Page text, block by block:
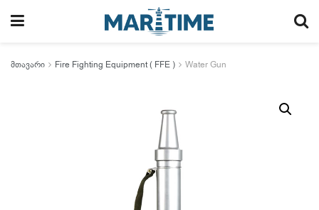
მთავარი Fire Fighting Equipment ( FFE ) Water Gun